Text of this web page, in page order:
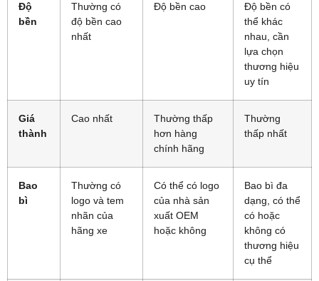
Độ
bền
Thường có
độ bền cao
nhất
Độ bền cao
Độ bền có
thể khác
nhau, cần
lựa chọn
thương hiệu
uy tín
Giá
thành
Cao nhất
Thường thấp
hơn hàng
chính hãng
Thường
thấp nhất
Bao
bì
Thường có
logo và tem
nhãn của
hãng xe
Có thể có logo
của nhà sản
xuất OEM
hoặc không
Bao bì đa
dạng, có thể
có hoặc
không có
thương hiệu
cụ thể